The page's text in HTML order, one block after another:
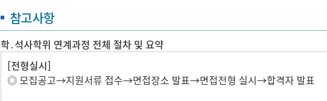
참고사항
학․석사학위 연계과정 전체 절차 및 요약
[전형실시]
◎ 모집공고→지원서류 접수→면접장소 발표→면접전형 실시→합격자 발표